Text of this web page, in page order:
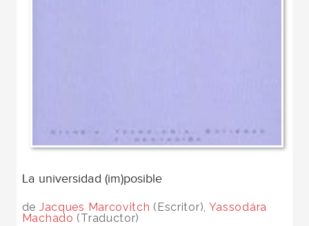
La universidad (im)posible
de Jacques Marcovitch (Escritor), Yassodára
Machado (Traductor)